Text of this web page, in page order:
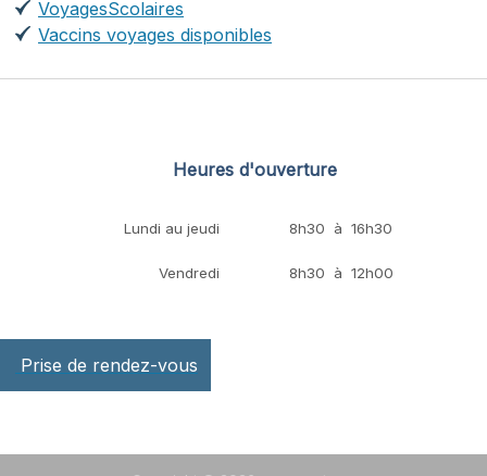
VoyagesScolaires
Vaccins voyages disponibles
Heures d'ouverture
Lundi au jeudi 8h30 à 16h30
Vendredi 8h30 à 12h00
Prise de rendez-vous